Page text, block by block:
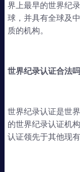
界上最早的世界纪
球，并具有全球及
质的机构。
世界纪录认证合法吗
世界纪录认证是世
的世界纪录认证机
认证领先于其他现